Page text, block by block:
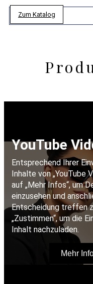
Zum Katalog